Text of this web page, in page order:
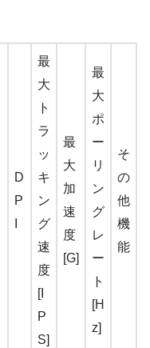
D
P
最
大
ト
ラ
ッ
キ
ン
グ
速
度
[I
P
S]
最
大
加
速
度
[G]
最
大
ポ
ー
リ
ン
グ
レ
ー
ト
[H
z]
そ
の
他
機
能